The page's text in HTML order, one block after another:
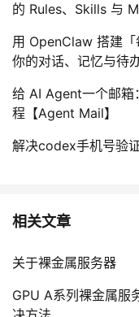
的 Rules、Skills 与
用 OpenClaw 搭建
你的对话、记忆与待
给 AI Agent一个邮
程【Agent Mail】
解决codex手机号验
相关文章
关于裸金属服务器
GPU A系列裸金属服